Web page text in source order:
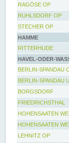
RAGÖSE OP
RUHLSDORF OP
STECHER OP
HAMME
RITTERHUDE
HAVEL-ODER-
BERLIN-SPANDAU
BERLIN-SPANDAU
BORGSDORF
FRIEDRICHSTHAL
HOHENSAATEN
HOHENSAATEN
LEHNITZ OP